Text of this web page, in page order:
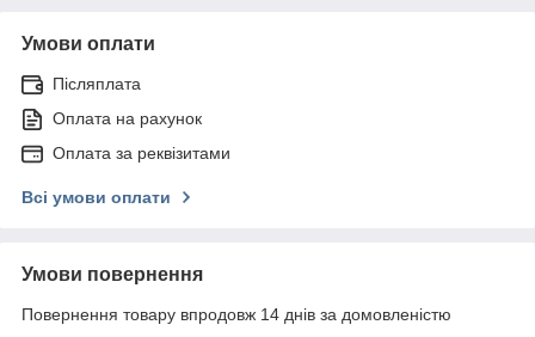
Умови оплати
Післяплата
Оплата на рахунок
Оплата за реквізитами
Всі умови оплати
Умови повернення
Повернення товару впродовж 14 днів за домовленістю